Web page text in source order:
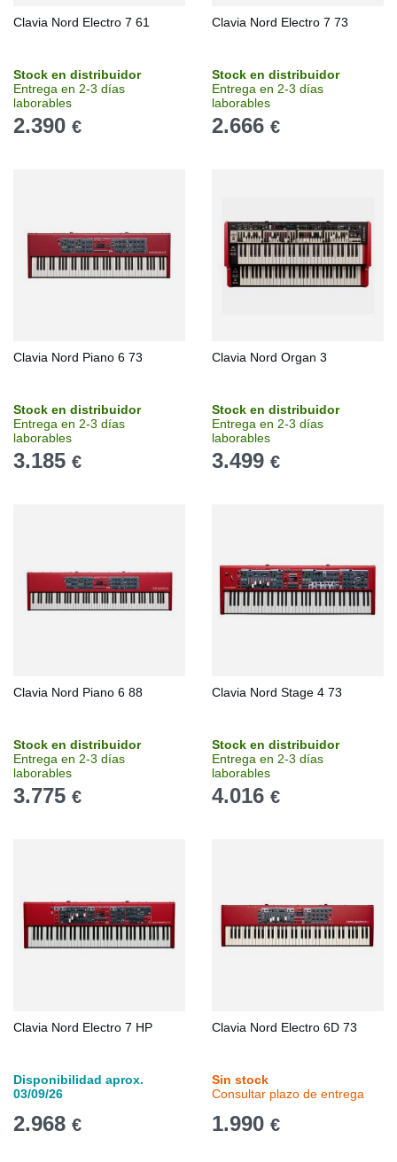
Clavia Nord Electro 7 61
Stock en distribuidor
Entrega en 2-3 días
laborables
2.390 €
Clavia Nord Electro 7 73
Stock en distribuidor
Entrega en 2-3 días
laborables
2.666 €
Clavia Nord Piano 6 73
Stock en distribuidor
Entrega en 2-3 días
laborables
3.185 €
Clavia Nord Organ 3
Stock en distribuidor
Entrega en 2-3 días
laborables
3.499 €
Clavia Nord Piano 6 88
Stock en distribuidor
Entrega en 2-3 días
laborables
3.775 €
Clavia Nord Stage 4 73
Stock en distribuidor
Entrega en 2-3 días
laborables
4.016 €
Clavia Nord Electro 7 HP
Disponibilidad aprox.
03/09/26
2.968 €
Clavia Nord Electro 6D 73
Sin stock
Consultar plazo de entrega
1.990 €